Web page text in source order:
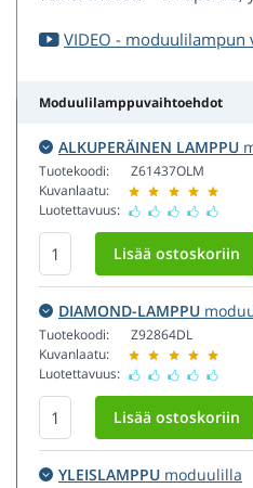
VIDEO - moduulilampun
Moduulilamppuvaihtoehdot
ALKUPERÄINEN LAMPPU
Tuotekoodi:
Kuvanlaatu:
Luotettavuus:
Z61437OLM
DIAMOND-LAMPPU
Tuotekoodi:
Kuvanlaatu:
Luotettavuus:
Z92864DL
YLEISLAMPPU moduulilla